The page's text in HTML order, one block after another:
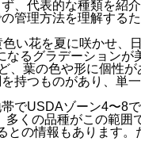
、代表的な種類を紹
管理方法を理解する
い花を夏に咲かせ、
なるグラデーション
、葉の色や形に個性
持つものがあり、単
でUSDAゾーン4〜8
くの品種がこの範囲
との情報もあります